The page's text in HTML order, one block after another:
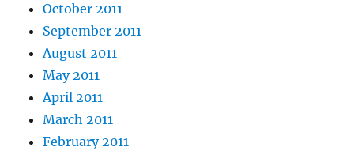
October 2011
September 2011
August 2011
May 2011
April 2011
March 2011
February 2011